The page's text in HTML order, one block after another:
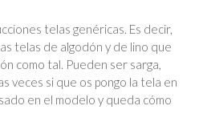
telas genéricas. Es decir,
telas de algodón y de lino que
como tal. Pueden ser sarga,
veces si que os pongo la tela en
en el modelo y queda cómo